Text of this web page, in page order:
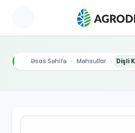
Əsas Səhifə Məhsullar Dişli